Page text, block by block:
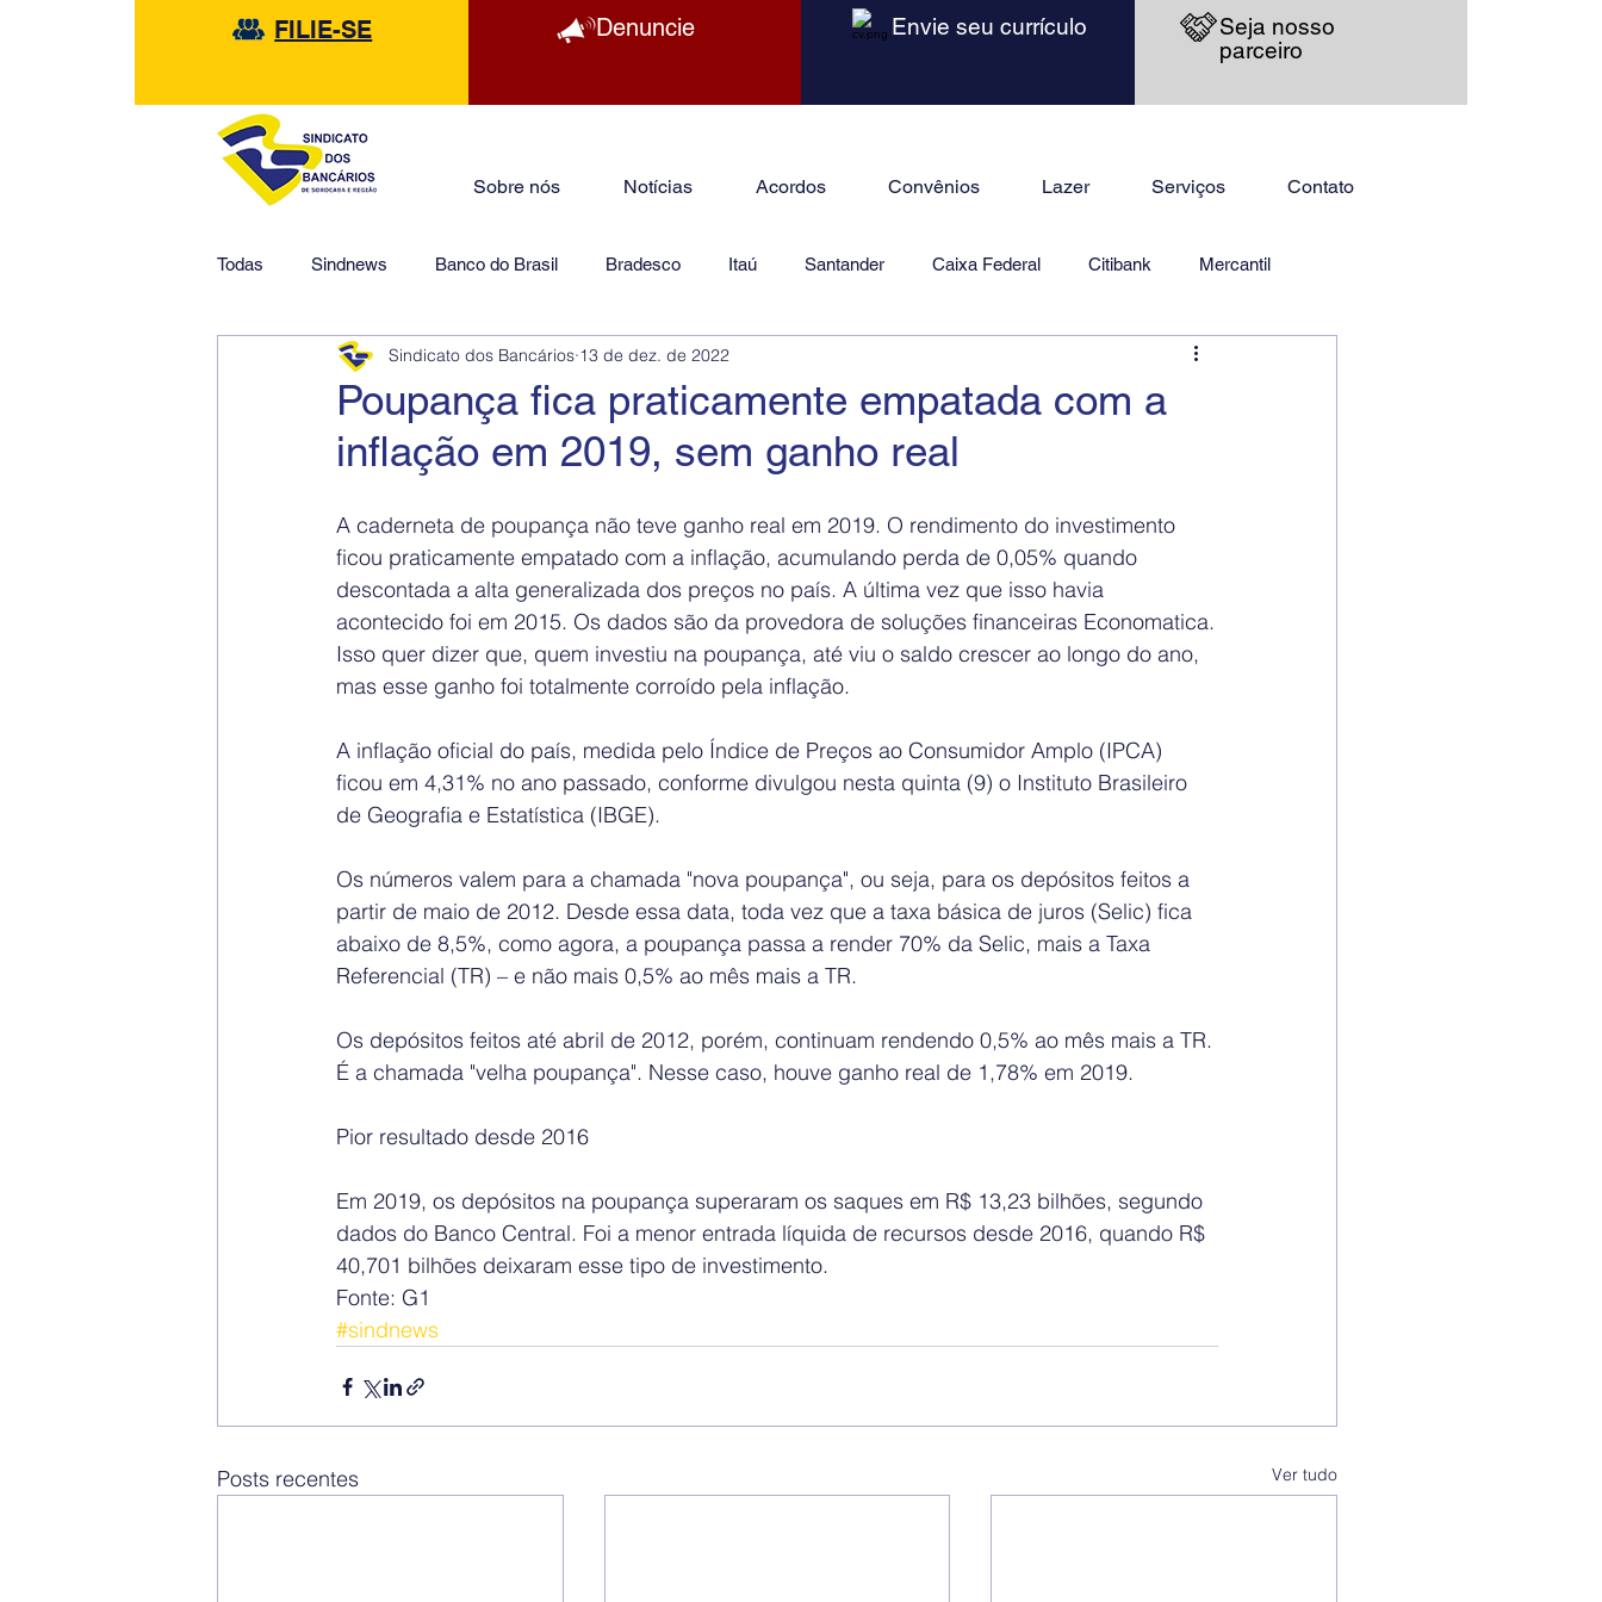
FILIE-SE Denuncie Envie seu currículo
Seja nosso
parceiro
Sobre nós Notícias Acordos Convênios Lazer Serviços Contato
Todas Sindnews Banco do Brasil Bradesco Itaú Santander Caixa Federal Citibank Mercantil
HSBC Financeiras Jurídico
Poupança fica praticamente empatada com a
inflação em 2019, sem ganho real
Sindicato dos Bancários 13 de dez. de 2022
A caderneta de poupança não teve ganho real em 2019. O rendimento do investimento
ficou praticamente empatado com a inflação, acumulando perda de 0,05% quando
descontada a alta generalizada dos preços no país. A última vez que isso havia
acontecido foi em 2015. Os dados são da provedora de soluções financeiras Economatica.
Isso quer dizer que, quem investiu na poupança, até viu o saldo crescer ao longo do ano,
mas esse ganho foi totalmente corroído pela inflação.
A inflação oficial do país, medida pelo Índice de Preços ao Consumidor Amplo (IPCA)
ficou em 4,31% no ano passado, conforme divulgou nesta quinta (9) o Instituto Brasileiro
de Geografia e Estatística (IBGE).
Os números valem para a chamada "nova poupança", ou seja, para os depósitos feitos a
partir de maio de 2012. Desde essa data, toda vez que a taxa básica de juros (Selic) fica
abaixo de 8,5%, como agora, a poupança passa a render 70% da Selic, mais a Taxa
Referencial (TR) – e não mais 0,5% ao mês mais a TR.
Os depósitos feitos até abril de 2012, porém, continuam rendendo 0,5% ao mês mais a TR.
É a chamada "velha poupança". Nesse caso, houve ganho real de 1,78% em 2019.
Pior resultado desde 2016
Em 2019, os depósitos na poupança superaram os saques em R$ 13,23 bilhões, segundo
dados do Banco Central. Foi a menor entrada líquida de recursos desde 2016, quando R$
40,701 bilhões deixaram esse tipo de investimento.
Fonte: G1
#sindnews
Posts recentes Ver tudo